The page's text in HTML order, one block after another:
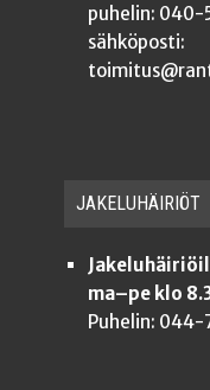
puhelin: 040-
sähköposti:
JAKE­LU­HÄI­RIÖT
ma–pe klo
Puhelin: 044-